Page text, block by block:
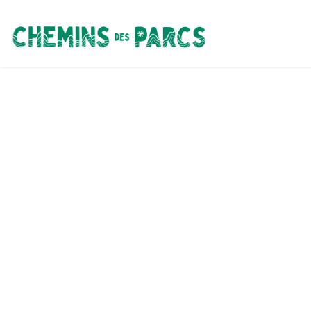
Chemins des Parcs